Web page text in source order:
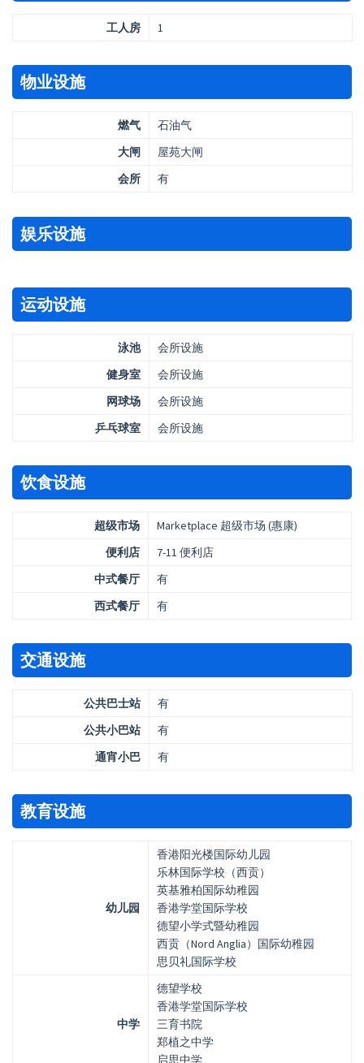
工人房 1
物业设施
燃气
石油气
大闸
屋苑大闸
会所
有
娱乐设施
运动设施
泳池
会所设施
健身室
会所设施
网球场
会所设施
乒乓球室
会所设施
饮食设施
超级市场
Marketplace 超级市场 (惠康)
便利店
7-11 便利店
中式餐厅
有
西式餐厅
有
交通设施
公共巴士站
有
公共小巴站
有
通宵小巴
有
教育设施
幼儿园
香港阳光楼国际幼儿园
乐林国际学校（西贡）
英基雅柏国际幼稚园
香港学堂国际学校
德望小学式暨幼稚园
西贡（Nord Anglia）国际幼稚园
思贝礼国际学校
中学
德望学校
香港学堂国际学校
三育书院
郑植之中学
启思中学